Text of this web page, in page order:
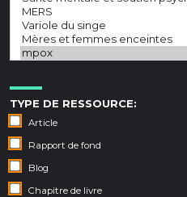
TYPE DE RESSOURCE:
Article
Rapport de fond
Blog
Chapitre de livre